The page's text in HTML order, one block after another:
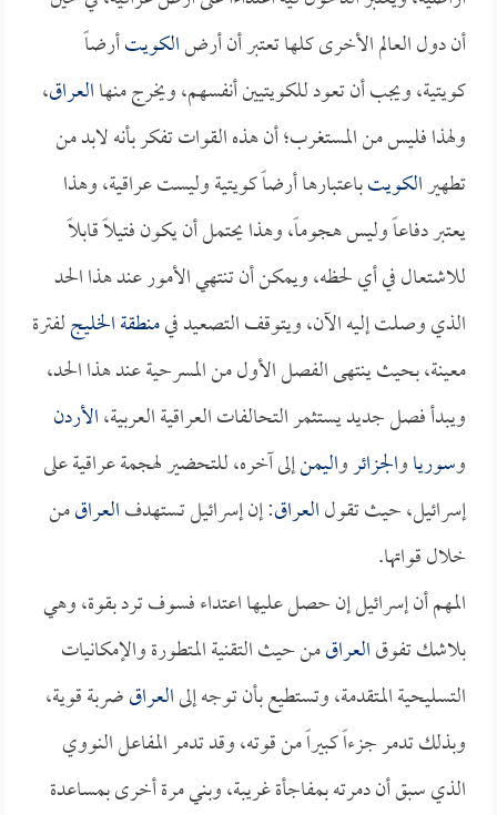
أن دول العالم الأخرى كلها تعتبر أن أرضالكويتأرضاً
كويتية، ويجب أن تعود للكويتيين أنفسهم، ويخرج منهاالعراق،
ولهذا فليس من المستغرب؛ أن هذه القوات تفكر بأنه لابد من
تطهيرالكويتباعتبارها أرضاً كويتية وليست عراقية، وهذا
يعتبر دفاعاً وليس هجوماً، وهذا يحتمل أن يكون فتيلاً قابلاً
للاشتعال في أي لحظه، ويمكن أن تنتهي الأمور عند هذا الحد
الذي وصلت إليه الآن، ويتوقف التصعيد فيمنطقة الخليجلفترة
معينة، بحيث ينتهى الفصل الأول من المسرحية عند هذا الحد،
ويبدأ فصل جديد يستثمر التحالفات العراقية العربية،الأردن
وسورياوالجزائرواليمنإلى آخره، للتحضير لهجمة عراقية على
إسرائيل، حيث تقولالعراق: إن إسرائيل تستهدفالعراقمن
خلال قواتها.
المهم أن إسرائيل إن حصل عليها اعتداء فسوف ترد بقوة، وهي
بلاشك تفوقالعراقمن حيث التقنية المتطورة والإمكانيات
التسليحية المتقدمة، وتستطيع بأن توجه إلىالعراقضربة قوية،
وبذلك تدمر جزءاً كبيراً من قوته، وقد تدمر المفاعل النووي
الذي سبق أن دمرته بمفاجأة غريبة، وبني مرة أخرى بمساعدة